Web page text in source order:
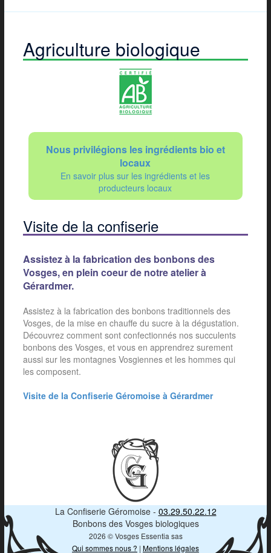
Agriculture biologique
Nous privilégions les ingrédients bio et
locaux
En savoir plus sur les ingrédients et les
producteurs locaux
Visite de la confiserie
Assistez à la fabrication des bonbons des
Vosges, en plein coeur de notre atelier à
Gérardmer.
Assistez à la fabrication des bonbons traditionnels des
Vosges, de la mise en chauffe du sucre à la dégustation.
Découvrez comment sont confectionnés nos succulents
bonbons des Vosges, et vous en apprendrez surement
aussi sur les montagnes Vosgiennes et les hommes qui
les composent.
Visite de la Confiserie Géromoise à Gérardmer
La Confiserie Géromoise - 03.29.50.22.12
Bonbons des Vosges biologiques
2026 © Vosges Essentia sas
Qui sommes nous ? | Mentions légales